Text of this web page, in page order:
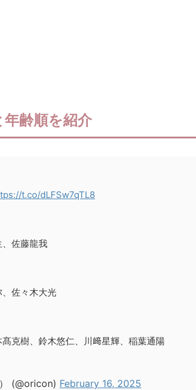
齢順を紹介
t.co/dLFSw7qTL8
佐藤龍我
佐々木大光
克樹、鈴木悠仁、川﨑星輝、稲葉通陽
(@oricon) February 16, 2025